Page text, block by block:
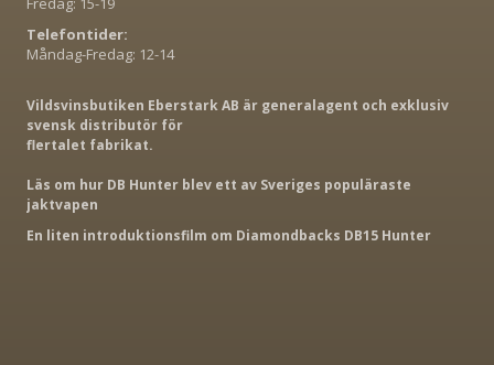
Telefontider:
Måndag-Fredag: 12-14
Vildsvinsbutiken Eberstark AB är generalagent och exklusiv
svensk distributör för
flertalet fabrikat.
Läs om hur DB Hunter blev ett av Sveriges populäraste
jaktvapen
En liten introduktionsfilm om Diamondbacks DB15 Hunter